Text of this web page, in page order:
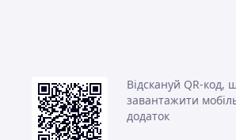
Відскануй QR-код,
завантажити
додаток